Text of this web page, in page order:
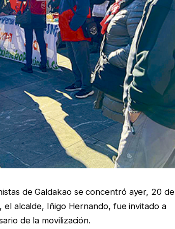
de Galdakao se concentró ayer, 20 de
alcalde, Iñigo Hernando, fue invitado a
de la movilización.